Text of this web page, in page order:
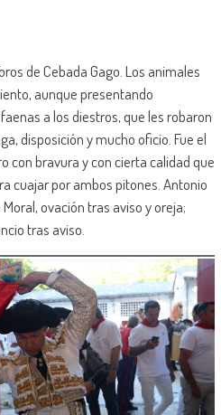
de Cebada Gago. Los animales
aunque presentando
a los diestros, que les robaron
disposición y mucho oficio. Fue el
con bravura y con cierta calidad que
cuajar por ambos pitones. Antonio
ovación tras aviso y oreja;
tras aviso.